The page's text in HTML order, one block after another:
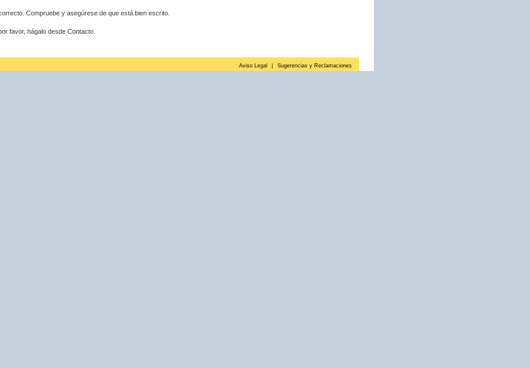
Compruebe y asegúrese de que está bien escrito.
favor, hágalo desde Contacto.
Aviso Legal Sugerencias y Reclamaciones